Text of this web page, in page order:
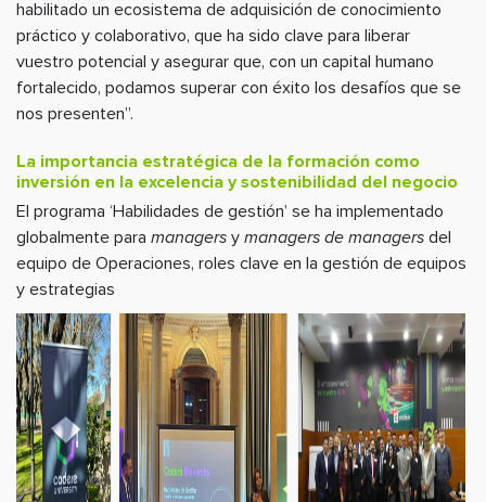
habilitado un ecosistema de adquisición de conocimiento
práctico y colaborativo, que ha sido clave para liberar
vuestro potencial y asegurar que, con un capital humano
fortalecido, podamos superar con éxito los desafíos que se
nos presenten”.
La importancia estratégica de la formación como
inversión en la excelencia y sostenibilidad del negocio
El programa ‘Habilidades de gestión’ se ha implementado
globalmente para managers y managers de managers del
equipo de Operaciones, roles clave en la gestión de equipos
y estrategias